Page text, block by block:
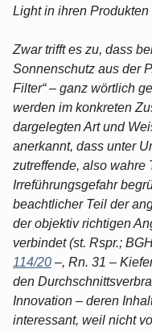
Light in ihren Produkten
Zwar trifft es zu, dass
Sonnenschutz aus der
Filter“ – ganz wörtlich
werden im konkreten
dargelegten Art und
anerkannt, dass unter
zutreffende, also wahre
Irreführungsgefahr
beachtlicher Teil der
der objektiv richtigen
verbindet (st. Rspr.;
114/20 –, Rn. 31 –
den
Innovation – deren
interessant, weil nicht